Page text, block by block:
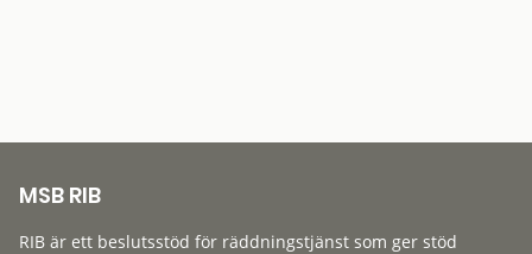
MSB RIB
RIB är ett beslutsstöd för räddningstjänst som ger stöd